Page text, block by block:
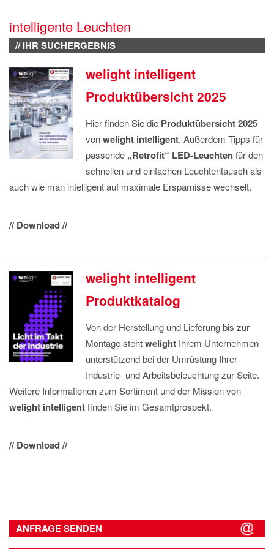
DATENSCHUTZ
intelligente Leuchten
// IHR SUCHERGEBNIS
welight intelligent
Produktübersicht 2025
Hier finden Sie die Produktübersicht 2025
vonwelight intelligent. Außerdem Tipps für
passende „Retrofit“ LED-Leuchtenfür den
schnellen und einfachen Leuchtentausch als
auch wie man intelligent auf maximale Ersparnisse wechselt.
// Download //
welight intelligent
Produktkatalog
Von der Herstellung und Lieferung bis zur
Montage stehtwelightIhrem Unternehmen
unterstützend bei der Umrüstung Ihrer
Industrie- und Arbeitsbeleuchtung zur Seite.
Weitere Informationen zum Sortiment und der Mission von
welight intelligentfinden Sie im Gesamtprospekt.
// Download //
ANFRAGE SENDEN